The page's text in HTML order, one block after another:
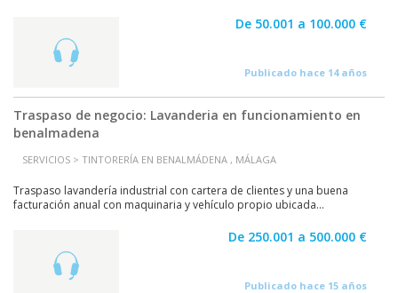
De 50.001 a 100.000 €
Publicado hace 14 años
Traspaso de negocio: Lavanderia en funcionamiento en
benalmadena
SERVICIOS > TINTORERÍA EN BENALMÁDENA , MÁLAGA
Traspaso lavandería industrial con cartera de clientes y una buena
facturación anual con maquinaria y vehículo propio ubicada...
De 250.001 a 500.000 €
Publicado hace 15 años